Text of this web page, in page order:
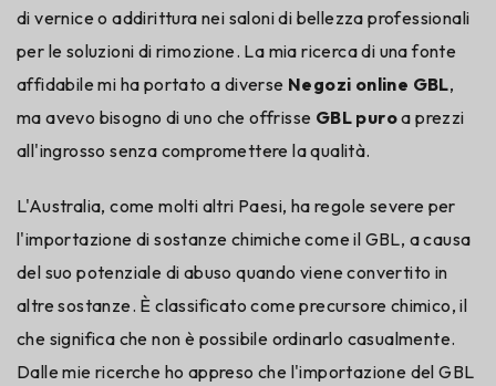
di vernice o addirittura nei saloni di bellezza professionali
per le soluzioni di rimozione. La mia ricerca di una fonte
affidabile mi ha portato a diverse Negozi online GBL,
ma avevo bisogno di uno che offrisse GBL puroa prezzi
all'ingrosso senza compromettere la qualità.
L'Australia, come molti altri Paesi, ha regole severe per
l'importazione di sostanze chimiche come il GBL, a causa
del suo potenziale di abuso quando viene convertito in
altre sostanze. È classificato come precursore chimico, il
che significa che non è possibile ordinarlo casualmente.
Dalle mie ricerche ho appreso che l'importazione del GBL